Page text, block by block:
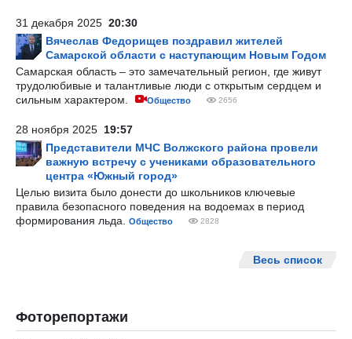
31 декабря 2025 20:30
Вячеслав Федорищев поздравил жителей
Самарской области с наступающим Новым Годом
Самарская область – это замечательный регион, где живут
трудолюбивые и талантливые люди с открытым сердцем и
сильным характером.
Общество 2656
28 ноября 2025 19:57
Представители МЧС Волжского района провели
важную встречу с учениками образовательного
центра «Южный город»
Целью визита было донести до школьников ключевые
правила безопасного поведения на водоемах в период
формирования льда.
Общество 2828
Весь список
Фоторепортажи